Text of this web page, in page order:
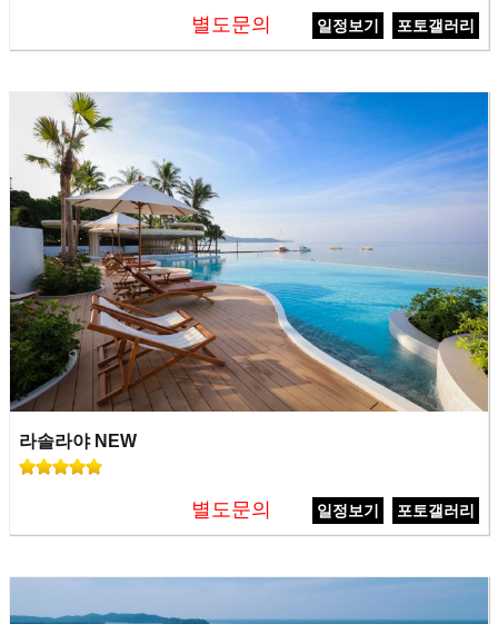
별도문의 일정보기 포토갤러리
라솔라야 NEW
별도문의 일정보기 포토갤러리